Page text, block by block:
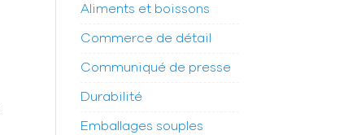
Aliments et boissons
Commerce de détail
Communiqué de presse
Durabilité
Emballages souples